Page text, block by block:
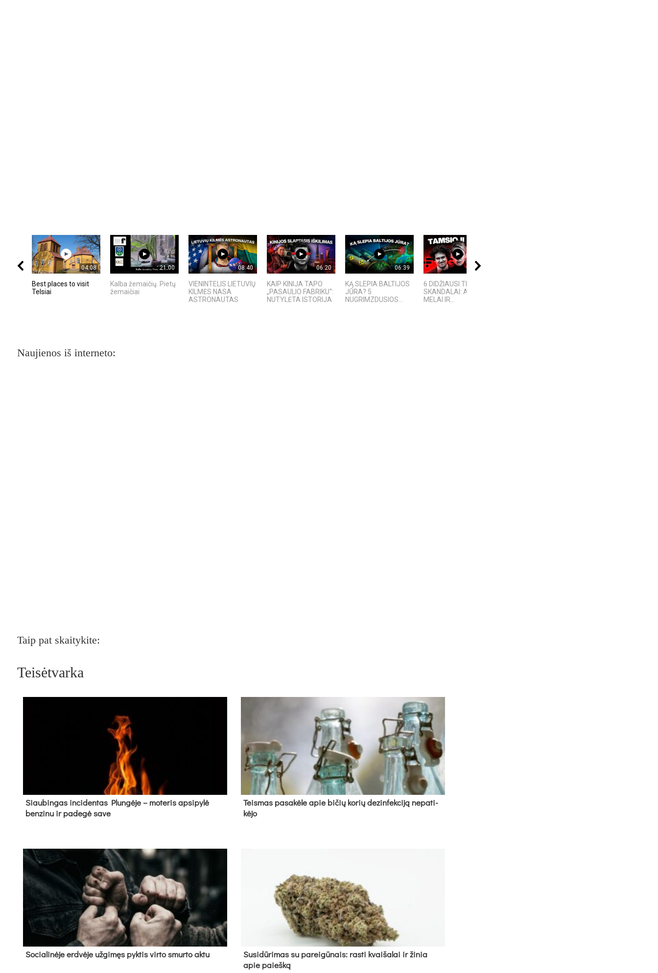
04:08
Best places to visit
Telsiai
21:00
Kalba žemaičių. Pietų
žemaičiai
08:40
VIENINTELIS LIETUVIŲ
KILMĖS NASA
ASTRONAUTAS
06:20
KAIP KINIJA TAPO
„PASAULIO FABRIKU“:
NUTYLĖTA ISTORIJA
06:39
KĄ SLEPIA BALTIJOS
JŪRA? 5
NUGRIMZDUSIOS...
10:24
6 DIDŽIAUSI TECH
SKANDALAI: AFEROS,
MELAI IR...
Naujienos iš interneto:
Taip pat skaitykite:
Teisėtvarka
Siau­bin­gas in­ci­den­tas Plun­gė­je – mo­te­ris ap­si­py­lė
ben­zi­nu ir pa­de­gė sa­ve
Teis­mas pa­sa­kė­le apie bi­čių ko­rių de­zin­fek­ci­ją ne­pa­ti­
kė­jo
So­cia­li­nė­je erd­vė­je už­gi­męs pyk­tis vir­to smur­to ak­tu
Su­si­dū­ri­mas su pa­rei­gū­nais: ras­ti kvai­ša­lai ir ži­nia
apie paieš­ką